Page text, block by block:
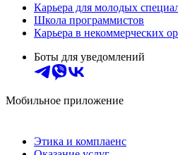
Карьера для молодых
Школа программистов
Карьера в некоммерческих
Боты для уведомлений
Мобильное приложение
Этика и комплаенс